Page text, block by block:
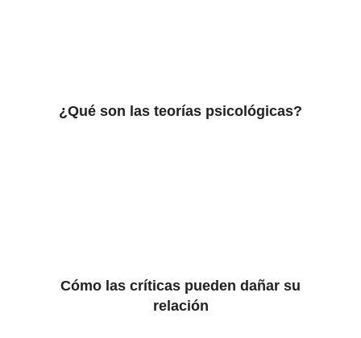
¿Qué son las teorías psicológicas?
Cómo las críticas pueden dañar su
relación